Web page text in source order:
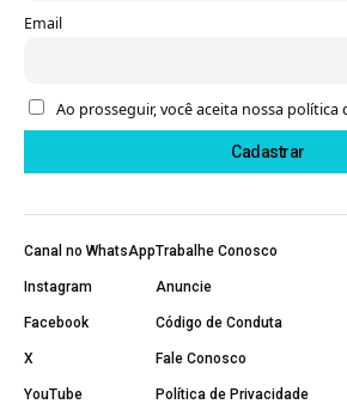
Email
Ao prosseguir, você aceita nossa política
Canal no WhatsApp
Instagram
Facebook
X
YouTube
Trabalhe Conosco
Anuncie
Código de Conduta
Fale Conosco
Política de Privacidade